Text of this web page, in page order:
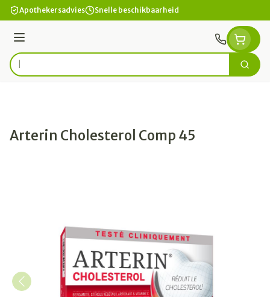
Ga naar de inhoud
Apothekersadvies Snelle beschikbaarheid
Menu
Product, merk, categorie... Zoek
Arterin Cholesterol Comp 45